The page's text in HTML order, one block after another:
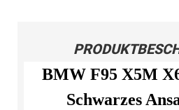
BMW F95 X5M
Schwarzes